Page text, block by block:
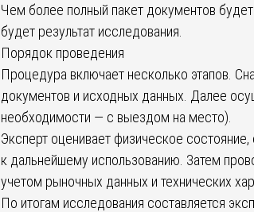
Чем более полный пакет документов
будет результат исследования.
Порядок проведения
Процедура включает несколько этапов.
документов и исходных данных. Далее
необходимости — с выездом на место).
Эксперт оценивает физическое состояние,
к дальнейшему использованию. Затем
учетом рыночных данных и технических
По итогам исследования составляется